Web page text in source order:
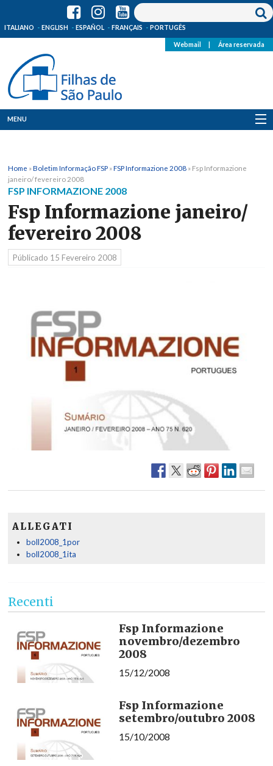
ITALIANO ENGLISH ESPAÑOL FRANÇAIS PORTUGÊS
Webmail Área reservada
MENU
Onde Estamos
Notícias
Recursos
Media
Home »Boletim Informação FSP »FSP Informazione 2008 » Fsp Informazione
janeiro/ fevereiro 2008
FSP INFORMAZIONE 2008
Fsp Informazione janeiro/
fevereiro 2008
Públicado 15 Fevereiro 2008
ALLEGATI
boll2008_1por
boll2008_1ita
Recenti
Fsp Informazione
novembro/dezembro
2008
15/12/2008
Fsp Informazione
setembro/outubro 2008
15/10/2008